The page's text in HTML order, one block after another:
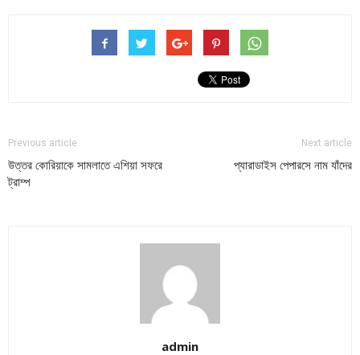
Previous article
উত্তর কোরিয়াকে সামলাতে এশিয়া সফরে
ট্রাম্প
Next article
প্যারাডাইস পেপারসে নাম যাঁদের
admin